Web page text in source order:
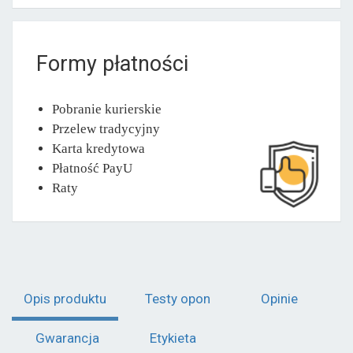
Formy płatności
Pobranie kurierskie
Przelew tradycyjny
Karta kredytowa
Płatność PayU
Raty
Opis produktu Testy opon Opinie
Gwarancja Etykieta